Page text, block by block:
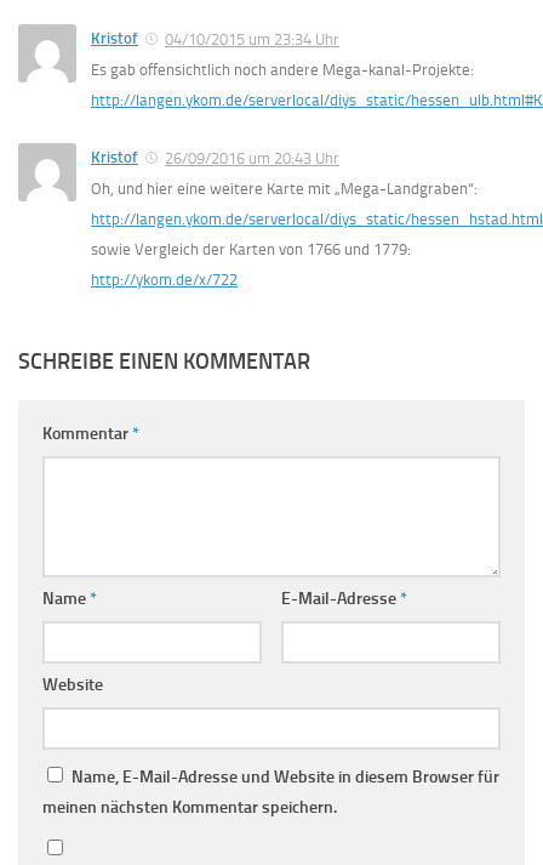
Kristof
04/10/2015 um 23:34 Uhr
Es gab offensichtlich noch andere Mega-kanal-Projekte:
http://langen.ykom.de/serverlocal/diys_static/
Kristof
26/09/2016 um 20:43 Uhr
Oh, und hier eine weitere Karte mit „Mega-Landgraben“:
http://langen.ykom.de/serverlocal/diys_static/
sowie Vergleich der Karten von 1766 und 1779:
http://ykom.de/x/722
SCHREIBE EINEN KOMMENTAR
Kommentar*
Name* E-Mail-Adresse*
Website
Name, E-Mail-Adresse und Website in diesem Browser für
meinen nächsten Kommentar speichern.